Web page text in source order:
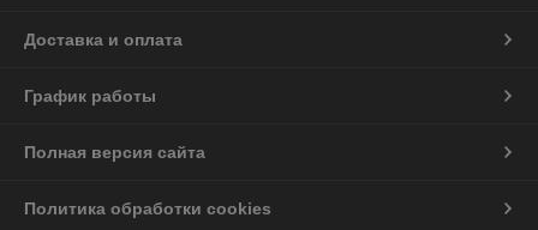
Доставка и оплата
График работы
Полная версия сайта
Политика обработки cookies